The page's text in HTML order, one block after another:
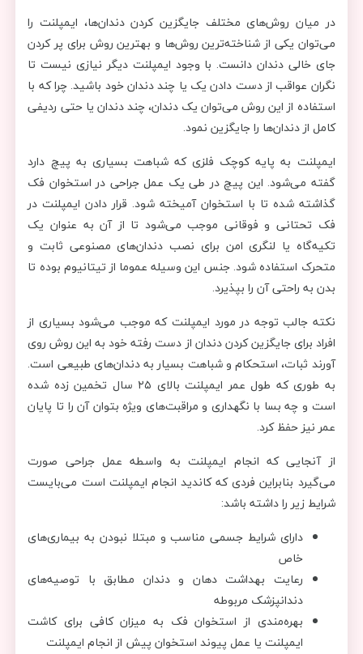
در میان روش‌های مختلف جایگزین کردن دندان‌ها، ایمپلنت را
می‌توان یکی از شناخته‌ترین روش‌ها و بهترین روش برای پر کردن
جای خالی دندان دانست. با وجود ایمپلنت دیگر نیازی نیست تا
نگران عواقب از دست دادن یک یا چند دندان خود باشید. چرا که با
استفاده از این روش می‌توان یک دندان، چند دندان یا حتی ردیفی
کامل از دندان‌ها را جایگزین نمود.
ایمپلنت به پایه کوچک فلزی که شباهت بسیاری به پیچ دارد
گفته می‌شود. این پیچ در طی یک عمل جراحی در استخوان فک
گذاشته شده تا با استخوان آمیخته شود. قرار دادن ایمپلنت در
فک تحتانی و فوقانی موجب می‌شود تا از آن به عنوان یک
تکیه‌گاه یا لنگری امن برای نصب دندان‌های مصنوعی ثابت و
متحرک استفاده شود. جنس این وسیله عموما از تیتانیوم بوده تا
بدن به راحتی آن را بپذیرد.
نکته جالب توجه در مورد ایمپلنت که موجب می‌شود بسیاری از
افراد برای جایگزین کردن دندان از دست رفته خود به این روش روی
آورند ثبات، استحکام و شباهت بسیار به دندان‌های طبیعی است.
به طوری که طول عمر ایمپلنت بالای ۲۵ سال تخمین زده شده
است و چه بسا با نگهداری و مراقبت‌های ویژه بتوان آن را تا پایان
عمر نیز حفظ کرد.
از آنجایی که انجام ایمپلنت به واسطه عمل جراحی صورت
می‌گیرد بنابراین فردی که کاندید انجام ایمپلنت است می‌بایست
شرایط زیر را داشته باشد:
دارای شرایط جسمی مناسب و مبتلا نبودن به بیماری‌های
خاص
رعایت بهداشت دهان و دندان مطابق با توصیه‌های
دندانپزشک مربوطه
بهره‌مندی از استخوان فک به میزان کافی برای کاشت
ایمپلنت یا عمل پیوند استخوان پیش از انجام ایمپلنت